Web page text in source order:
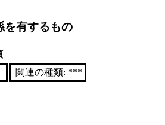
を有するもの
関連の種類: ***